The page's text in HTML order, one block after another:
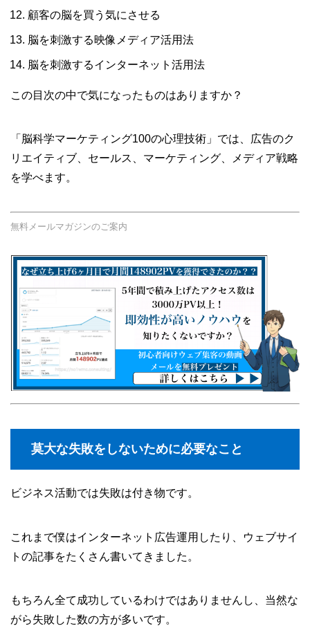
顧客の脳を買う気にさせる
脳を刺激する映像メディア活用法
脳を刺激するインターネット活用法
この目次の中で気になったものはありますか？
「脳科学マーケティング100の心理技術」では、広告のク
リエイティブ、セールス、マーケティング、メディア戦略
を学べます。
無料メールマガジンのご案内
莫大な失敗をしないために必要なこと
ビジネス活動では失敗は付き物です。
これまで僕はインターネット広告運用したり、ウェブサイ
トの記事をたくさん書いてきました。
もちろん全て成功しているわけではありませんし、当然な
がら失敗した数の方が多いです。